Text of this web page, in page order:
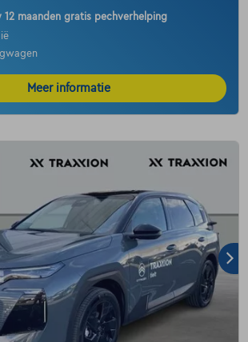
12 maanden gratis pechverhelping
Meer informatie